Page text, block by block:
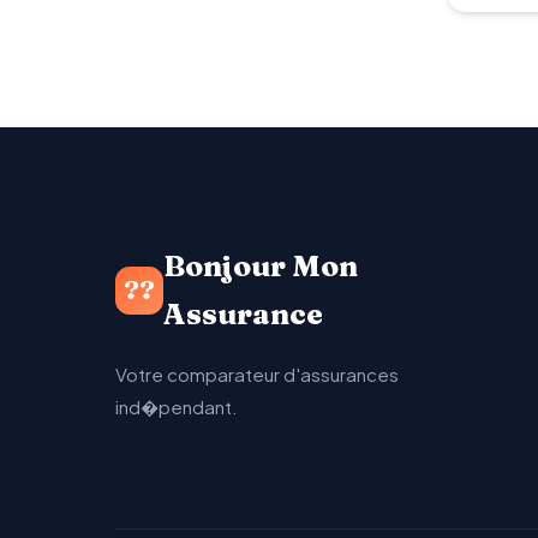
??
Bonjour Mon
Assurance
Votre comparateur d'assurances
ind�pendant.